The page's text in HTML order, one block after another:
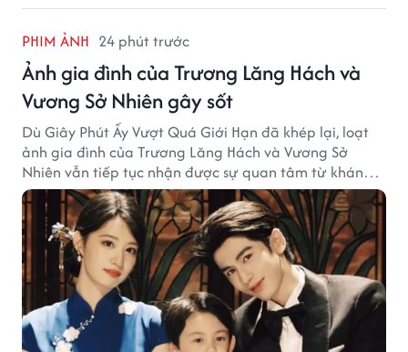
PHIM ẢNH 24 phút trước
Ảnh gia đình của Trương Lăng Hách và
Vương Sở Nhiên gây sốt
Dù Giây Phút Ấy Vượt Quá Giới Hạn đã khép lại, loạt
ảnh gia đình của Trương Lăng Hách và Vương Sở
Nhiên vẫn tiếp tục nhận được sự quan tâm từ khán
giả.